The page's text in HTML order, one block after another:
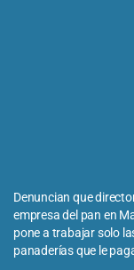
Denuncian que
empresa del pan en
pone a trabajar solo
panaderías que le